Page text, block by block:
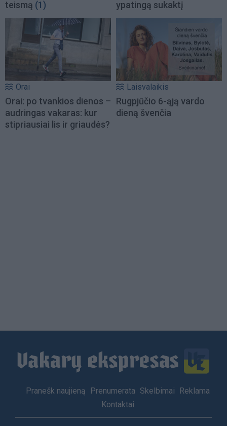
teismą (1)
ypatingą sukaktį
Orai
Orai: po tvankios dienos –
audringas vakaras: kur
stipriausiai lis ir griaudės?
Laisvalaikis
Rugpjūčio 6-ąją vardo
dieną švenčia
Footer
Pranešk naujieną Prenumerata Skelbimai
Reklama
Kontaktai